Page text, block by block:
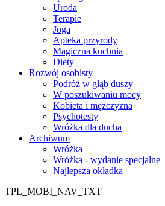
Uroda
Terapie
Joga
Apteka przyrody
Magiczna kuchnia
Diety
Rozwój osobisty
Podróż w głąb duszy
W poszukiwaniu mocy
Kobieta i mężczyzna
Psychotesty
Wróżka dla ducha
Archiwum
Wróżka
Wróżka - wydanie specjalne
Najlepsza okładka
TPL_MOBI_NAV_TXT